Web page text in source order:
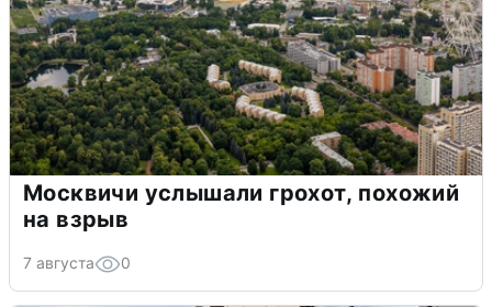
Москвичи услышали грохот, похожий
на взрыв
7 августа 0